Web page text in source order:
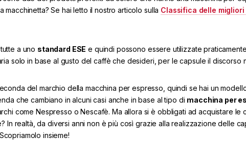
macchinetta? Se hai letto il nostro articolo sulla Classifica delle
a uno standard ESE e quindi possono essere utilizzate
solo in base al gusto del caffè che desideri, per le capsule il discorso
del marchio della macchina per espresso, quindi se hai un
che cambiano in alcuni casi anche in base al tipo di macchina per
come Nespresso o Nescafè. Ma allora si è obbligati ad acquistare le
In realtà, da diversi anni non è più così grazie alla realizzazione delle
Scopriamolo insieme!